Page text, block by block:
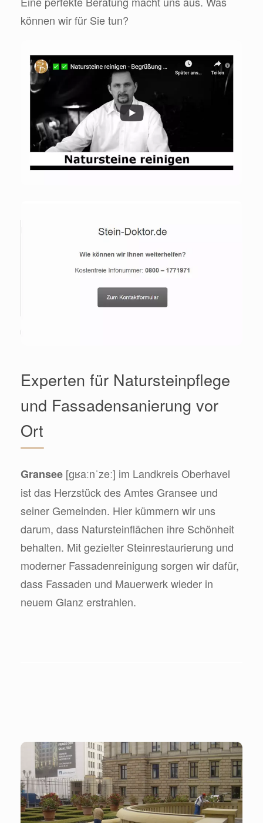
können wir für Sie tun?
Experten für Natursteinpflege
und Fassadensanierung vor
Ort
Gransee [ɡʁaːnˈzeː] im Landkreis Oberhavel
ist das Herzstück des Amtes Gransee und
seiner Gemeinden. Hier kümmern wir uns
darum, dass Natursteinflächen ihre Schönheit
behalten. Mit gezielter Steinrestaurierung und
moderner Fassadenreinigung sorgen wir dafür,
dass Fassaden und Mauerwerk wieder in
neuem Glanz erstrahlen.